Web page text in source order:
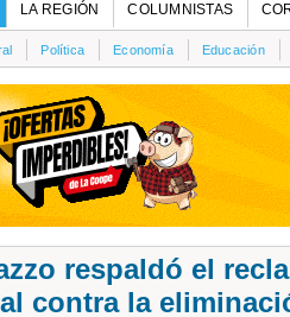
LA REGIÓN COLUMNISTAS
Política Economía Educación
respaldó el
contra la